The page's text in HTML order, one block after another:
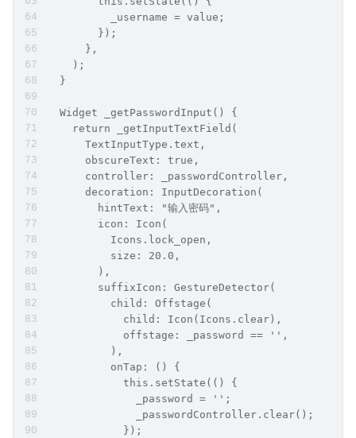
          _username = value;
        });
      },
    );
  }
  Widget _getPasswordInput() {
    return _getInputTextField(
      TextInputType.text,
      obscureText: true,
      controller: _passwordController,
      decoration: InputDecoration(
        hintText: "输入密码",
        icon: Icon(
          Icons.lock_open,
          size: 20.0,
        ),
        suffixIcon: GestureDetector(
          child: Offstage(
            child: Icon(Icons.clear),
            offstage: _password == '',
          ),
          onTap: () {
            this.setState(() {
              _password = '';
              _passwordController.clear();
            });